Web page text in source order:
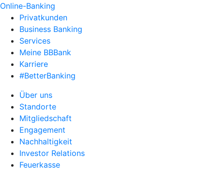
Online-Banking
Privatkunden
Business Banking
Services
Meine BBBank
Karriere
#BetterBanking
Über uns
Standorte
Mitgliedschaft
Engagement
Nachhaltigkeit
Investor Relations
Feuerkasse